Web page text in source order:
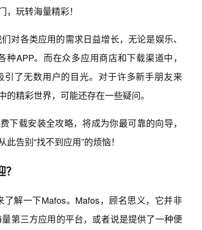
玩转海量精彩！
对各类应用的需求日益增长，无论是娱乐、
APP。而在众多应用商店和下载渠道中，
了无数用户的目光。对于许多新手朋友来
精彩世界，可能还存在一些疑问。
下载安装全攻略，将成为你最可靠的向导，
告别“找不到应用”的烦恼！
解一下Mafos。Mafos，顾名思义，它并非
第三方应用的平台，或者说是提供了一种便